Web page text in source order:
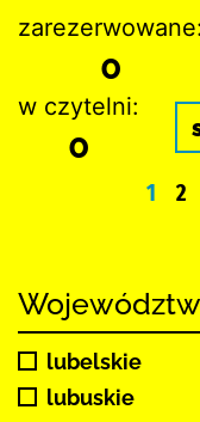
zarezerwowane:
0
w czytelni:
0
1 2
lubelskie
lubuskie